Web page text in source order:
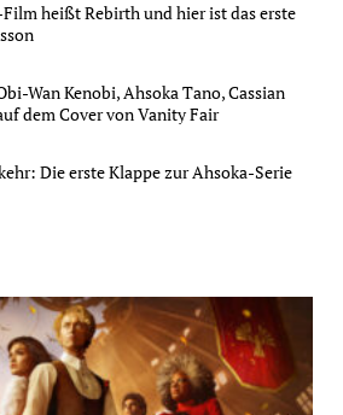
Film heißt Rebirth und hier ist das erste
Wan Kenobi, Ahsoka Tano, Cassian
dem Cover von Vanity Fair
Die erste Klappe zur Ahsoka-Serie